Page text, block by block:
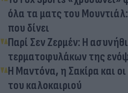
όλα τα ματς του
που δίνει
Παρί Σεν Ζερμέν: H
τερματοφυλάκων της
Η Μαντόνα, η Σακίρα και
του καλοκαιριού